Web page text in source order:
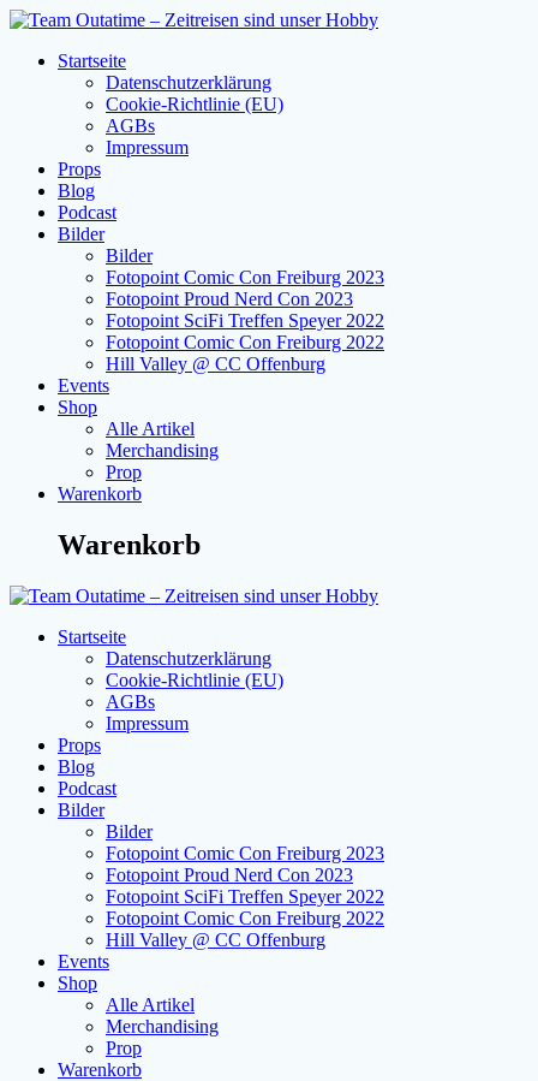
Zum
springenStartseite
Datenschutzerklärung
Cookie-Richtlinie (EU)
AGBs
Impressum
Props
Blog
Podcast
Bilder
Bilder
Fotopoint Comic Con Freiburg 2023
Fotopoint Proud Nerd Con 2023
Fotopoint SciFi Treffen Speyer 2022
Fotopoint Comic Con Freiburg 2022
Hill Valley @ CC Offenburg
Events
Shop
Alle Artikel
Merchandising
Prop
Warenkorb
Warenkorb
Startseite
Datenschutzerklärung
Cookie-Richtlinie (EU)
AGBs
Impressum
Props
Blog
Podcast
Bilder
Bilder
Fotopoint Comic Con Freiburg 2023
Fotopoint Proud Nerd Con 2023
Fotopoint SciFi Treffen Speyer 2022
Fotopoint Comic Con Freiburg 2022
Hill Valley @ CC Offenburg
Events
Shop
Alle Artikel
Merchandising
Prop
Warenkorb